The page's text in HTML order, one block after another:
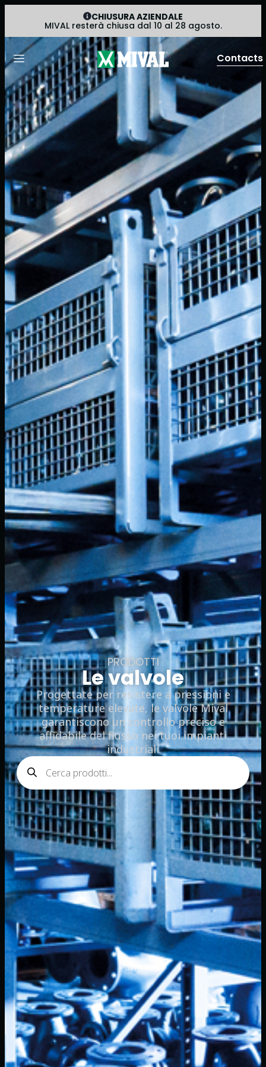
CHIUSURA AZIENDALE
MIVAL resterà chiusa dal 10 al 28 agosto.
Contacts
PRODOTTI
Le valvole
Progettate per resistere a pressioni e
temperature elevate, le valvole Mival
garantiscono un controllo preciso e
affidabile del flusso nei tuoi impianti
industriali